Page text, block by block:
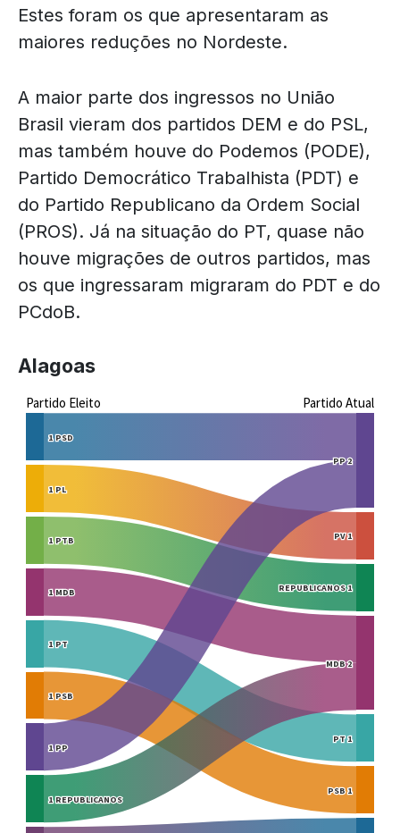
Estes foram os que apresentaram as
maiores reduções no Nordeste.
A maior parte dos ingressos no União
Brasil vieram dos partidos DEM e do PSL,
mas também houve do Podemos (PODE),
Partido Democrático Trabalhista (PDT) e
do Partido Republicano da Ordem Social
(PROS). Já na situação do PT, quase não
houve migrações de outros partidos, mas
os que ingressaram migraram do PDT e do
PCdoB.
Alagoas